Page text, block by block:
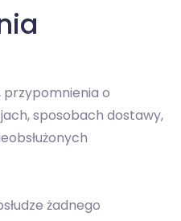
przypomnienia o
sposobach dostawy,
żadnego